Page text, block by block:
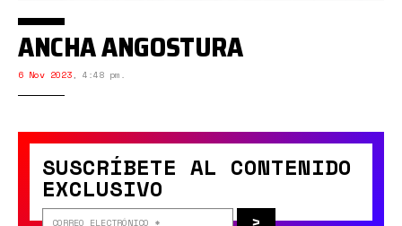
ANCHA ANGOSTURA
6 Nov 2023, 4:48 pm.
SUSCRÍBETE AL CONTENIDO
EXCLUSIVO